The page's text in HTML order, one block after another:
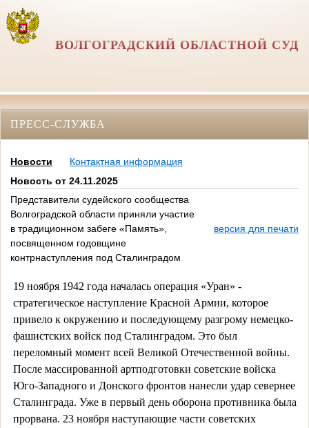
ВОЛГОГРАДСКИЙ ОБЛАСТНОЙ СУД
ПРЕСС-СЛУЖБА
Новости
Контактная информация
Новость от 24.11.2025
Представители судейского сообщества
Волгоградской области приняли участие
в традиционном забеге «Память»,
посвященном годовщине
контрнаступления под Сталинградом
версия для печати
19 ноября 1942 года началась операция «Уран» -
стратегическое наступление Красной Армии, которое
привело к окружению и последующему разгрому немецко-
фашистских войск под Сталинградом. Это был
переломный момент всей Великой Отечественной войны.
После массированной артподготовки советские войска
Юго-Западного и Донского фронтов нанесли удар севернее
Сталинграда. Уже в первый день оборона противника была
прорвана. 23 ноября наступающие части советских